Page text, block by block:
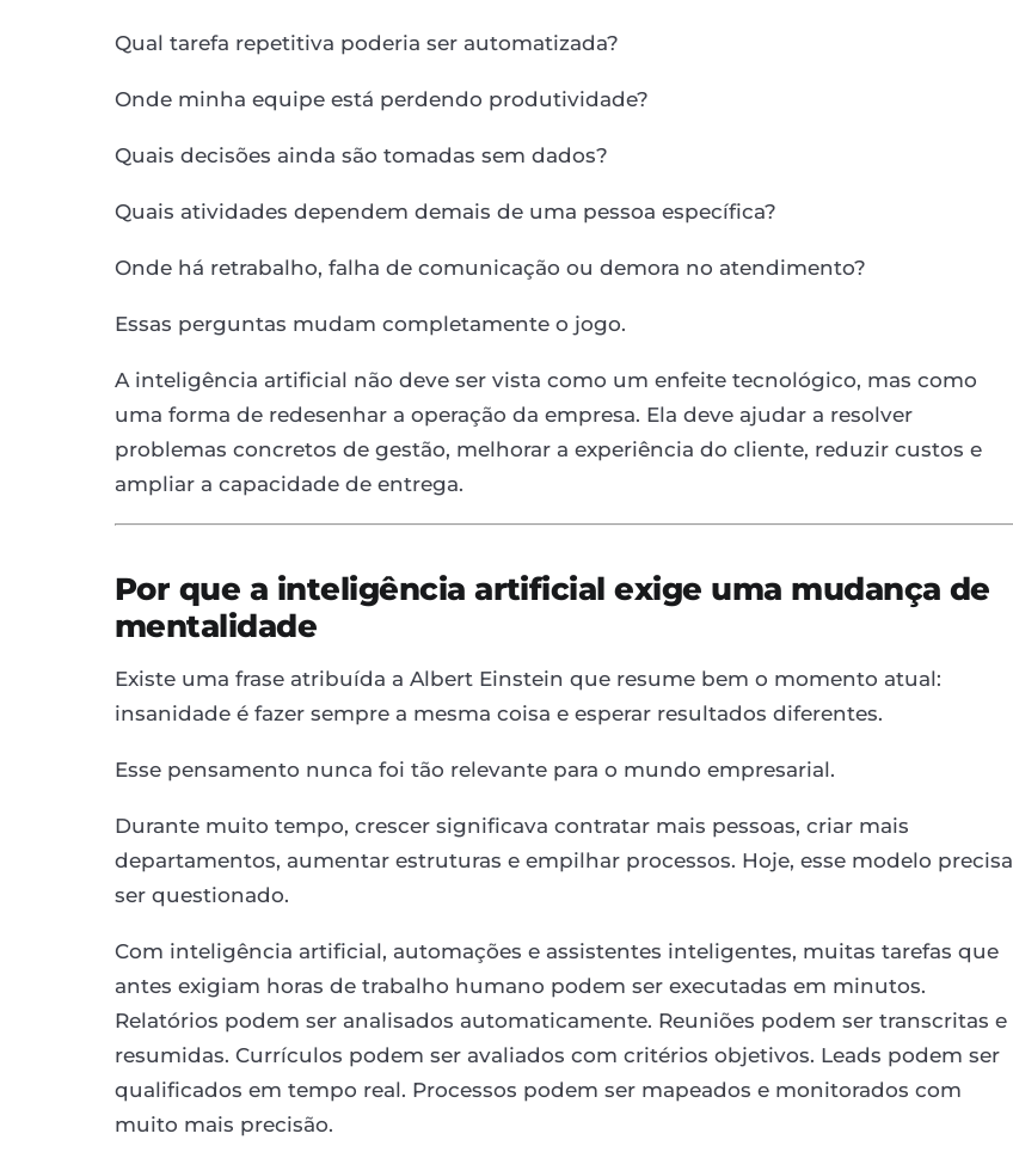
Qual tarefa repetitiva poderia ser automatizada?
Onde minha equipe está perdendo produtividade?
Quais decisões ainda são tomadas sem dados?
Quais atividades dependem demais de uma pessoa específica?
Onde há retrabalho, falha de comunicação ou demora no atendimento?
Essas perguntas mudam completamente o jogo.
A inteligência artificial não deve ser vista como um enfeite tecnológico, mas como
uma forma de redesenhar a operação da empresa. Ela deve ajudar a resolver
problemas concretos de gestão, melhorar a experiência do cliente, reduzir custos e
ampliar a capacidade de entrega.
Por que a inteligência artificial exige uma mudança de
mentalidade
Existe uma frase atribuída a Albert Einstein que resume bem o momento atual:
insanidade é fazer sempre a mesma coisa e esperar resultados diferentes.
Esse pensamento nunca foi tão relevante para o mundo empresarial.
Durante muito tempo, crescer significava contratar mais pessoas, criar mais
departamentos, aumentar estruturas e empilhar processos. Hoje, esse modelo precisa
ser questionado.
Com inteligência artificial, automações e assistentes inteligentes, muitas tarefas que
antes exigiam horas de trabalho humano podem ser executadas em minutos.
Relatórios podem ser analisados automaticamente. Reuniões podem ser transcritas e
resumidas. Currículos podem ser avaliados com critérios objetivos. Leads podem ser
qualificados em tempo real. Processos podem ser mapeados e monitorados com
muito mais precisão.